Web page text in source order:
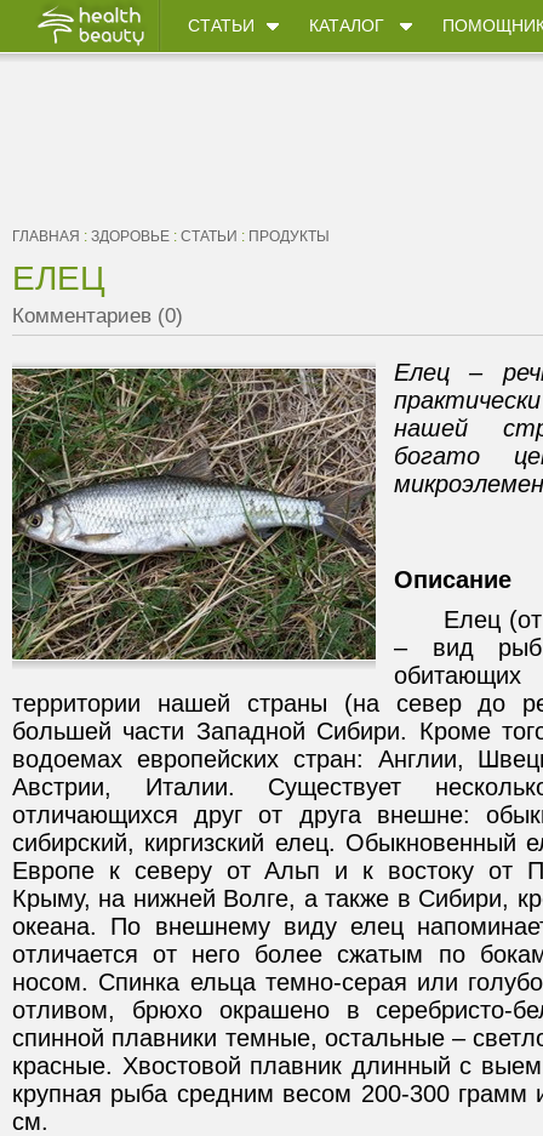
СТАТЬИ КАТАЛОГ
ГЛАВНАЯ : ЗДОРОВЬЕ : СТАТЬИ : ПРОДУКТЫ
ЕЛЕЦ
Комментариев (0)
Елец –
нашей
богато
Описание
Елец (от
– вид рыб
обитающих
территории нашей страны (на север
большей части Западной Сибири. Кроме
водоемах европейских стран: Англии,
Австрии, Италии. Существует
отличающихся друг от друга внешне:
сибирский, киргизский елец. Обыкновенный
Европе к северу от Альп и к востоку от
Крыму, на нижней Волге, а также в Сибири,
океана. По внешнему виду елец
отличается от него более сжатым по
носом. Спинка ельца темно-серая или
отливом, брюхо окрашено в серебристо-
спинной плавники темные, остальные –
красные. Хвостовой плавник длинный с
крупная рыба средним весом 200-300 грамм
см.